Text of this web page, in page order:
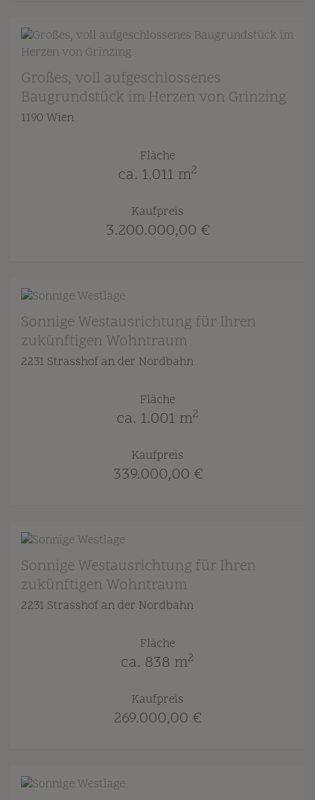
Großes, voll aufgeschlossenes
Baugrundstück im Herzen von Grinzing
1190 Wien
Fläche
ca. 1.011 m2
Kaufpreis
3.200.000,00 €
Sonnige Westausrichtung für Ihren
zukünftigen Wohntraum
2231 Strasshof an der Nordbahn
Fläche
ca. 1.001 m2
Kaufpreis
339.000,00 €
Sonnige Westausrichtung für Ihren
zukünftigen Wohntraum
2231 Strasshof an der Nordbahn
Fläche
ca. 838 m2
Kaufpreis
269.000,00 €